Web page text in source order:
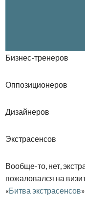
Бизнес-тренеров
Оппозиционеров
Дизайнеров
Экстрасенсов
Вообще-то, нет,
пожаловался на
«Битва экстрасенсов